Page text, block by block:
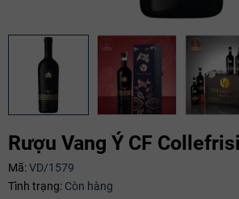
Rượu Vang Ý CF
Mã:VD/1579
Tình trạng: Còn hàng
Mã giảm giá: